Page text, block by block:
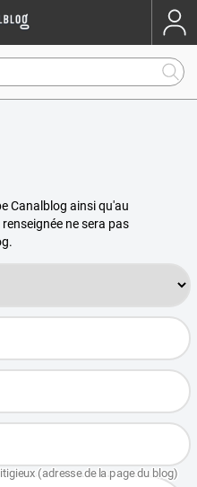
Canalblog ainsi qu'au
ne sera pas